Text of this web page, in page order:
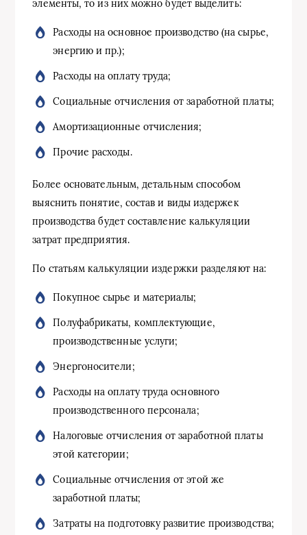
элементы, то из них можно будет выделить:
Расходы на основное производство (на сырье,
энергию и пр.);
Расходы на оплату труда;
Социальные отчисления от заработной платы;
Амортизационные отчисления;
Прочие расходы.
Более основательным, детальным способом
выяснить понятие, состав и виды издержек
производства будет составление калькуляции
затрат предприятия.
По статьям калькуляции издержки разделяют на:
Покупное сырье и материалы;
Полуфабрикаты, комплектующие,
производственные услуги;
Энергоносители;
Расходы на оплату труда основного
производственного персонала;
Налоговые отчисления от заработной платы
этой категории;
Социальные отчисления от этой же
заработной платы;
Затраты на подготовку развитие производства;